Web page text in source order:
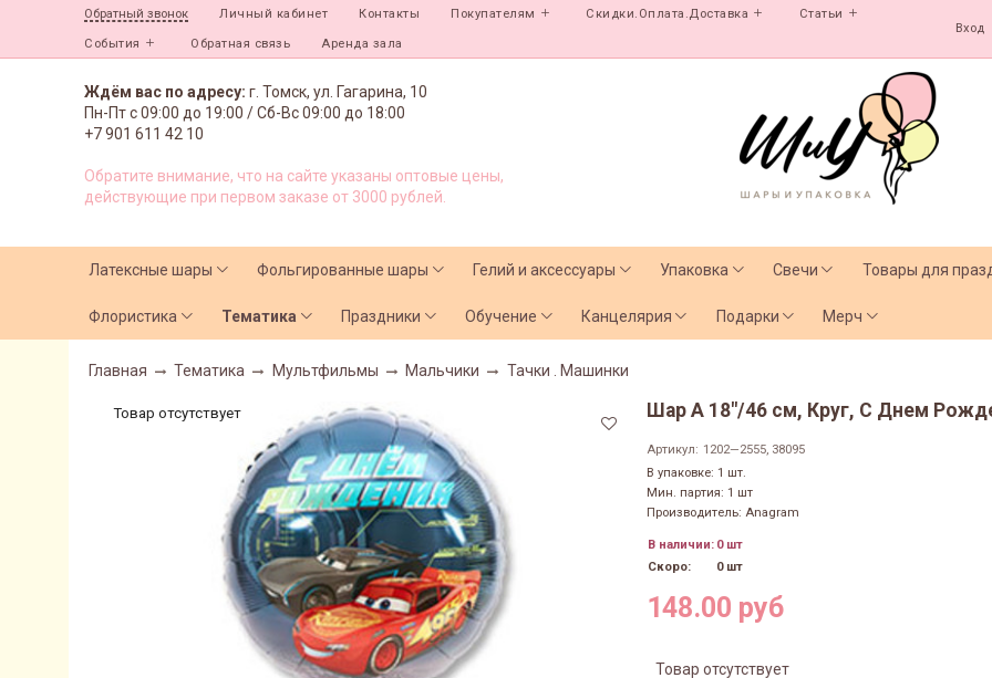
Обратный звонок Личный кабинет Контакты Покупателям Скидки.Оплата.Доставка Статьи
События Обратная связь Аренда зала
Вход
Ждём вас по адресу: г. Томск, ул. Гагарина, 10
Пн-Пт с09:00 до 19:00 /Сб-Вс 09:00 до 18:00
+7 901 611 42 10
Обратите внимание, что на сайте указаны оптовые цены,
действующие при первом заказе от 3000 рублей.
Латексные шары Фольгированные шары Гелий и аксессуары Упаковка Свечи Товары для
Флористика Тематика Праздники Обучение Канцелярия Подарки Мерч
Главная Тематика Мультфильмы Мальчики Тачки . Машинки
Товар отсутствует Шар А 18"/46 см, Круг, С Днем
Артикул: 1202—2555, 38095
В упаковке: 1 шт.
Мин. партия: 1 шт
Производитель: Anagram
В наличии: 0 шт
Скоро:
0 шт
148.00 руб
Товар отсутствует